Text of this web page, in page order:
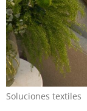
Soluciones textiles